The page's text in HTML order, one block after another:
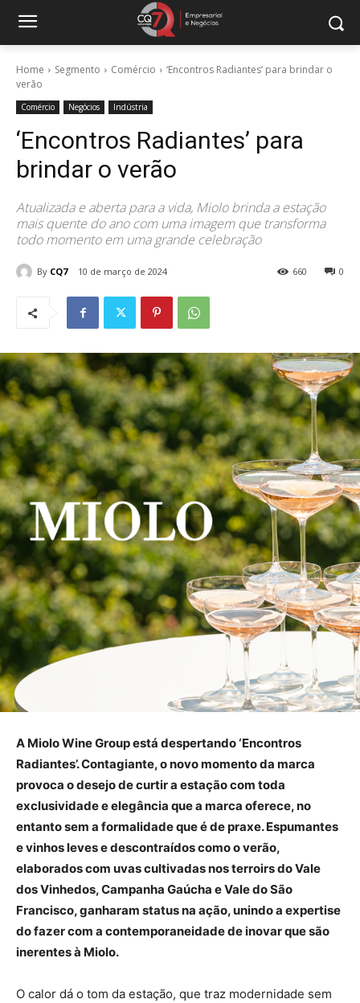
Home Segmento Comércio
‘Encontros Radiantes’ para brindar o
verão
Comércio Negócios Indústria
‘Encontros Radiantes’ para
brindar o verão
Atualizada e aberta para a vida, Miolo brinda a estação
mais quente do ano com uma imagem que transforma
todo momento em uma grande celebração
By CQ7 10 de março de 2024 0
660
A Miolo Wine Group está despertando ‘Encontros
Radiantes’. Contagiante, o novo momento da marca
provoca o desejo de curtir a estação com toda
exclusividade e elegância que a marca oferece, no
entanto sem a formalidade que é de praxe. Espumantes
e vinhos leves e descontraídos como o verão,
elaborados com uvas cultivadas nos terroirs do Vale
dos Vinhedos, Campanha Gaúcha e Vale do São
Francisco, ganharam status na ação, unindo a expertise
do fazer com a contemporaneidade de inovar que são
inerentes à Miolo.
O calor dá o tom da estação, que traz modernidade sem